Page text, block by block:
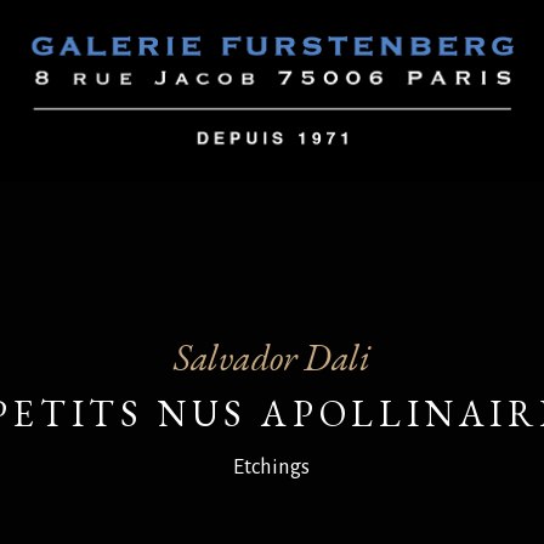
Salvador Dali
NUS
Etchings